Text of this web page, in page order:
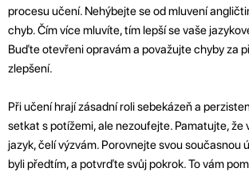
procesu učení. Nehýbejte se od mluvení
chyb. Čím více mluvíte, tím lepší se vaše
Buďte otevřeni opravám a považujte chyby za
zlepšení.
Při učení hrají zásadní roli sebekázeň a
setkat s potížemi, ale nezoufejte. Pamatujte, že
jazyk, čelí výzvám. Porovnejte svou současnou
byli předtím, a potvrďte svůj pokrok. To vám